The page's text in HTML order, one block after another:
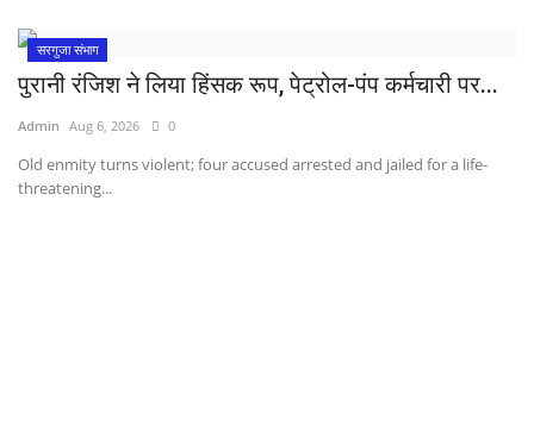
सरगुजा संभाग
पुरानी रंजिश ने लिया हिंसक रूप, पेट्रोल-पंप कर्मचारी पर...
Admin Aug 6, 2026 0
Old enmity turns violent; four accused arrested and jailed for a life-
threatening...